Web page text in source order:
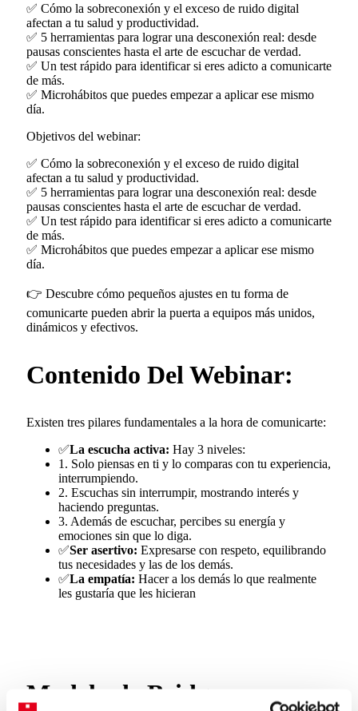
✅ Cómo la sobreconexión y el exceso de ruido digital
afectan a tu salud y productividad.
✅ 5 herramientas para lograr una desconexión real: desde
pausas conscientes hasta el arte de escuchar de verdad.
✅ Un test rápido para identificar si eres adicto a comunicarte
de más.
✅ Microhábitos que puedes empezar a aplicar ese mismo
día.
Objetivos del webinar:
✅ Cómo la sobreconexión y el exceso de ruido digital
afectan a tu salud y productividad.
✅ 5 herramientas para lograr una desconexión real: desde
pausas conscientes hasta el arte de escuchar de verdad.
✅ Un test rápido para identificar si eres adicto a comunicarte
de más.
✅ Microhábitos que puedes empezar a aplicar ese mismo
día.
👉 Descubre cómo pequeños ajustes en tu forma de
comunicarte pueden abrir la puerta a equipos más unidos,
dinámicos y efectivos.
Contenido Del Webinar:
Existen tres pilares fundamentales a la hora de comunicarte:
✅La escucha activa: Hay 3 niveles:
1. Solo piensas en ti y lo comparas con tu experiencia,
interrumpiendo.
2. Escuchas sin interrumpir, mostrando interés y
haciendo preguntas.
3. Además de escuchar, percibes su energía y
emociones sin que lo diga.
✅Ser asertivo: Expresarse con respeto, equilibrando
tus necesidades y las de los demás.
✅La empatía: Hacer a los demás lo que realmente
les gustaría que les hicieran
Modelo de Bridge: